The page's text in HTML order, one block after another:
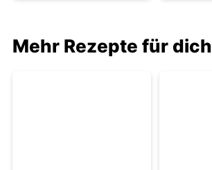
Mehr Rezepte für dich